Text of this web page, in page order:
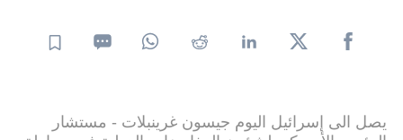
يصل الى إسرائيل اليوم جيسون غرينبلات - مستشار